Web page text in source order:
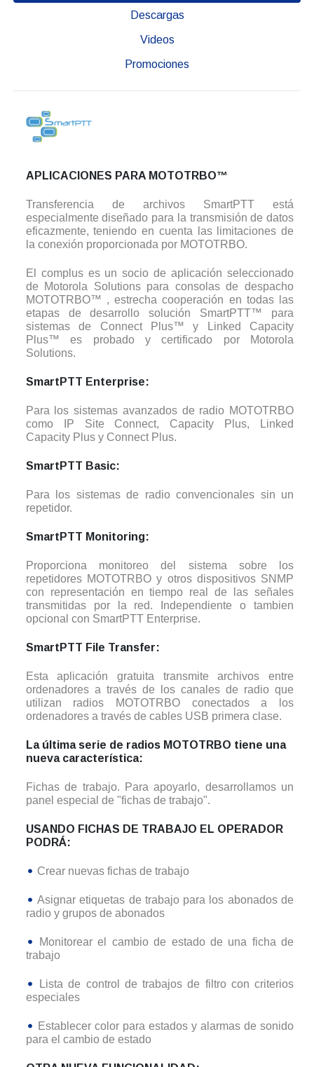
Descargas
Videos
Promociones
APLICACIONES PARA MOTOTRBO™
Transferencia de archivos SmartPTT está
especialmente diseñado para la transmisión de datos
eficazmente, teniendo en cuenta las limitaciones de
la conexión proporcionada por MOTOTRBO.
El complus es un socio de aplicación seleccionado
de Motorola Solutions para consolas de despacho
MOTOTRBO™ , estrecha cooperación en todas las
etapas de desarrollo solución SmartPTT™ para
sistemas de Connect Plus™ y Linked Capacity
Plus™ es probado y certificado por Motorola
Solutions.
SmartPTT Enterprise:
Para los sistemas avanzados de radio MOTOTRBO
como IP Site Connect, Capacity Plus, Linked
Capacity Plus y Connect Plus.
SmartPTT Basic:
Para los sistemas de radio convencionales sin un
repetidor.
SmartPTT Monitoring:
Proporciona monitoreo del sistema sobre los
repetidores MOTOTRBO y otros dispositivos SNMP
con representación en tiempo real de las señales
transmitidas por la red. Independiente o tambien
opcional con SmartPTT Enterprise.
SmartPTT File Transfer:
Esta aplicación gratuita transmite archivos entre
ordenadores a través de los canales de radio que
utilizan radios MOTOTRBO conectados a los
ordenadores a través de cables USB primera clase.
La última serie de radios MOTOTRBO tiene una
nueva característica:
Fichas de trabajo. Para apoyarlo, desarrollamos un
panel especial de "fichas de trabajo".
USANDO FICHAS DE TRABAJO EL OPERADOR
PODRÁ:
Crear nuevas fichas de trabajo
Asignar etiquetas de trabajo para los abonados de
radio y grupos de abonados
Monitorear el cambio de estado de una ficha de
trabajo
Lista de control de trabajos de filtro con criterios
especiales
Establecer color para estados y alarmas de sonido
para el cambio de estado